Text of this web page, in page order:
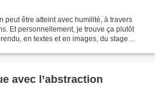
être atteint avec humilité, à travers
Et personnellement, je trouve ça plutôt
en textes et en images, du stage
avec l’abstraction